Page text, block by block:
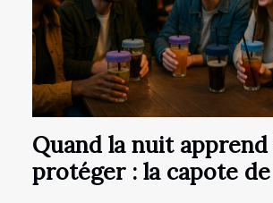
Quand la nuit apprend
protéger : la capote